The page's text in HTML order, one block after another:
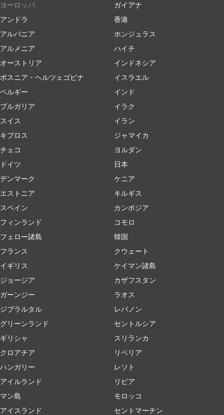
ヨーロッパ
アンドラ
アルバニア
アルメニア
オーストリア
ボスニア・ヘルツェゴビナ
ベルギー
ブルガリア
スイス
キプロス
チェコ
ドイツ
デンマーク
エストニア
スペイン
フィンランド
フェロー諸島
フランス
イギリス
ジョージア
ガーンジー
ジブラルタル
グリーンランド
ギリシャ
クロアチア
ハンガリー
アイルランド
マン島
アイスランド
ガイアナ
香港
ホンジュラス
ハイチ
インドネシア
イスラエル
インド
イラク
イラン
ジャマイカ
ヨルダン
日本
ケニア
キルギス
カンボジア
コモロ
韓国
クウェート
ケイマン諸島
カザフスタン
ラオス
レバノン
セントルシア
スリランカ
リベリア
レソト
リビア
モロッコ
セントマーチン